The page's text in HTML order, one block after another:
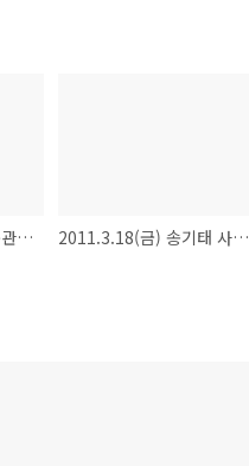
[스파링] 최용호 vs 체육관동생들 2011.3.18(금) 송기태 사범님 vs 최용호 복싱 스파링